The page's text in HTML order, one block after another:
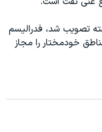
تصويب شد، فدراليسم
خودمختار را مجاز